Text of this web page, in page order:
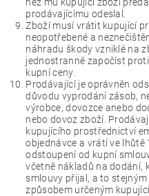
prodávajícímu odeslal.
Zboží musí vrátit kupující
neopotřebené a
náhradu škody vzniklé na
jednostranně započíst
kupní ceny.
Prodávající je oprávněn
důvodu vyprodání zásob,
výrobce, dovozce anebo
nebo dovoz zboží.
kupujícího prostřednictví
objednávce a vrátí ve lhůtě
odstoupení od kupní
včetně nákladů na dodání,
smlouvy přijal, a to
způsobem určeným